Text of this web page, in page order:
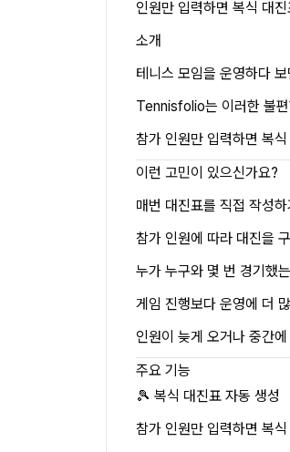
인원만 입력하면 복식 대
소개
테니스 모임을 운영하다
Tennisfolio는 이러한 불
참가 인원만 입력하면 복
이런 고민이 있으신가요?
매번 대진표를 직접 작성
참가 인원에 따라 대진을
누가 누구와 몇 번 경기했
게임 진행보다 운영에 더
인원이 늦게 오거나 중간
주요 기능
🎾 복식 대진표 자동 생성
참가 인원만 입력하면 복